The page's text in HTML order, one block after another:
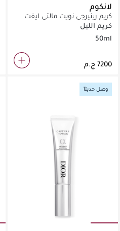
لانكوم
كريم رينيرجي نويت مالتي ليفت
50مل
كريم الليل
50ml
وصل حديثاً